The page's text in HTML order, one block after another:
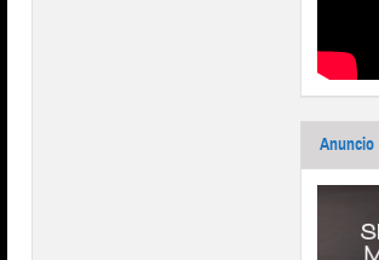
Anuncio